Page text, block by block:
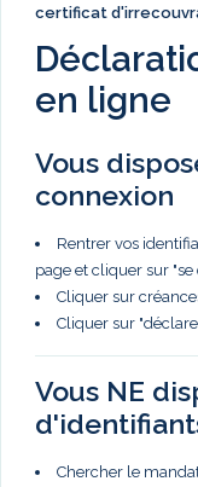
certificat
en ligne
Vous
connexion
Rentrer vos
page et cliquer sur "se
Cliquer sur
Cliquer sur
Vous NE
Chercher le